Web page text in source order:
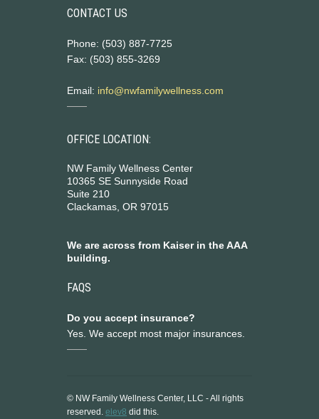
CONTACT US
Phone: (503) 887-7725
Fax: (503) 855-3269
Email: info@nwfamilywellness.com
OFFICE LOCATION:
NW Family Wellness Center
10365 SE Sunnyside Road
Suite 210
Clackamas, OR 97015
We are across from Kaiser in the AAA
building.
FAQS
Do you accept insurance?
Yes. We accept most major insurances.
© NW Family Wellness Center, LLC - All rights
reserved. elev8 did this.